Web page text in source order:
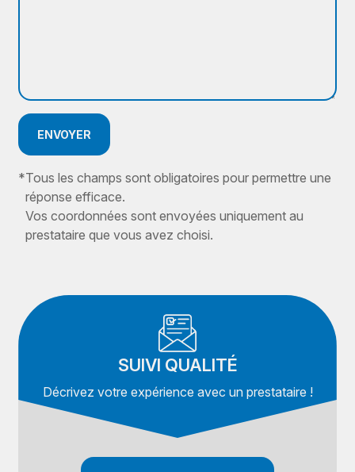
ENVOYER
*Tous les champs sont obligatoires pour permettre une
réponse efficace.
Vos coordonnées sont envoyées uniquement au
prestataire que vous avez choisi.
SUIVI QUALITÉ
Décrivez votre expérience avec un prestataire !